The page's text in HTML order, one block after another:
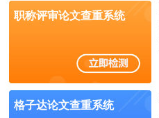
职称评审论文查重系统
格子达论文查重系统